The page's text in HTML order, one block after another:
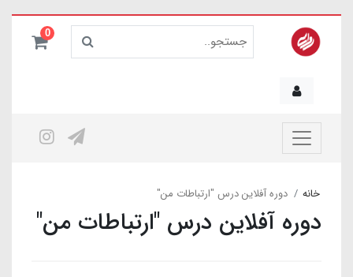
0
خانه دوره آفلاین درس "ارتباطات من"
دوره آفلاین درس "ارتباطات من"